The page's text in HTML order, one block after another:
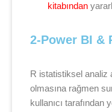
kitabından
2-Power BI &
R istatistiksel analiz
olmasına rağmen
kullanıcı